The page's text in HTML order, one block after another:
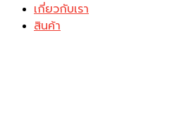
เกี่ยวกับเรา
สินค้า